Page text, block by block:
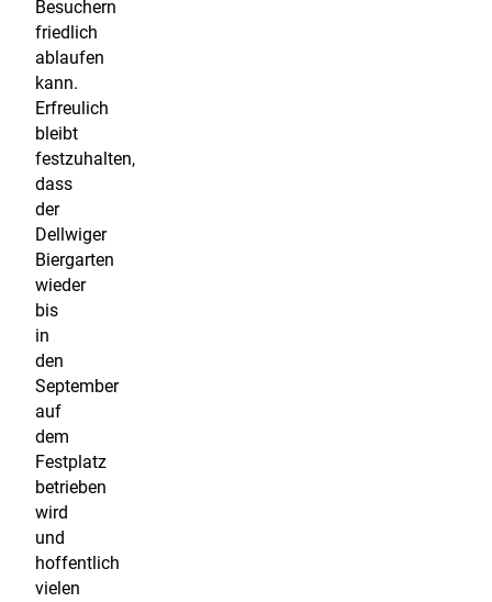
Besuchern
friedlich
ablaufen
kann.
Erfreulich
bleibt
festzuhalten,
dass
der
Dellwiger
Biergarten
wieder
bis
in
den
September
auf
dem
Festplatz
betrieben
wird
und
hoffentlich
vielen